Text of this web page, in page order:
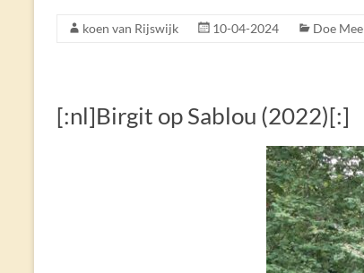
koen van Rijswijk 10-04-2024 Doe Mee
[:nl]Birgit op Sablou (2022)[:]